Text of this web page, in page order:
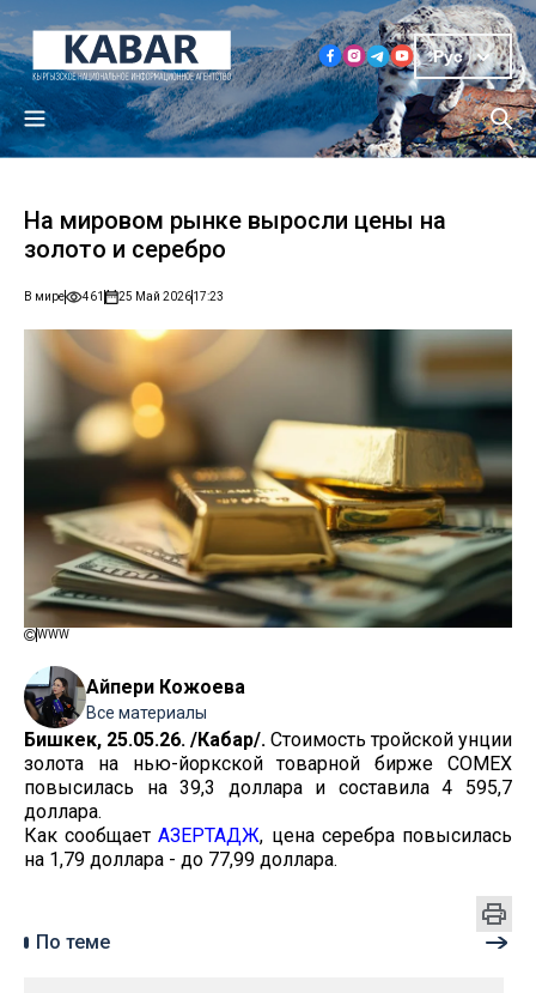
Рус
На мировом рынке выросли цены на
золото и серебро
В мире 461 25 Май 202617:23
WWW
Айпери Кожоева
Все материалы
Бишкек, 25.05.26. /Кабар/. Стоимость тройской унции
золота на нью-йоркской товарной бирже COMEX
повысилась на 39,3 доллара и составила 4 595,7
доллара.
Как сообщаетАЗЕРТАДЖ, цена серебра повысилась
на 1,79 доллара - до 77,99 доллара.
По теме